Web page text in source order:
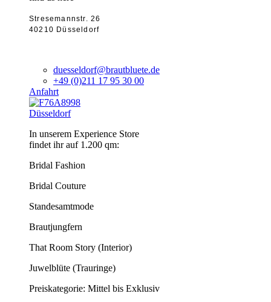
Stresemannstr. 26
40210 Düsseldorf
duesseldorf@brautbluete.de
+49 (0)211 17 95 30 00
Anfahrt
Düsseldorf
In unserem Experience Store
findet ihr auf 1.200 qm:
Bridal Fashion
Bridal Couture
Standesamtmode
Brautjungfern
That Room Story (Interior)
Juwelblüte (Trauringe)
Preiskategorie: Mittel bis Exklusiv